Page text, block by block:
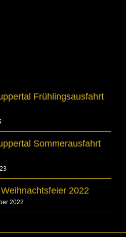
Frühlingsausfahrt
Sommerausfahrt
2022
2022